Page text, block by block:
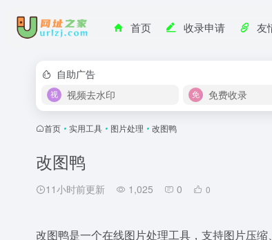
首页 收录申请 友
自助广告
视频去水印
免费收录
首页 • 实用工具 • 图片处理 • 改图鸭
改图鸭
11小时前更新 1,025 0 0
改图鸭是一个在线图片处理工具，支持图片压